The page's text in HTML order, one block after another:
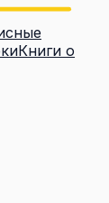
Книги о